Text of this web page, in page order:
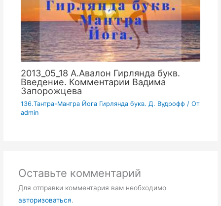
2013_05_18 А.Авалон Гирлянда букв.
Введение. Комментарии Вадима
Запорожцева
136.Тантра-Мантра Йога Гирлянда букв. Д. Вудрофф / От
admin
Оставьте комментарий
Для отправки комментария вам необходимо
авторизоваться.